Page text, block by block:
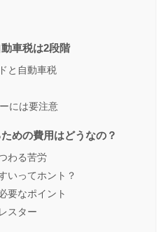
車税は2段階
と自動車税
には要注意
めの費用はどうなの？
わる苦労
いってホント？
要なポイント
スター